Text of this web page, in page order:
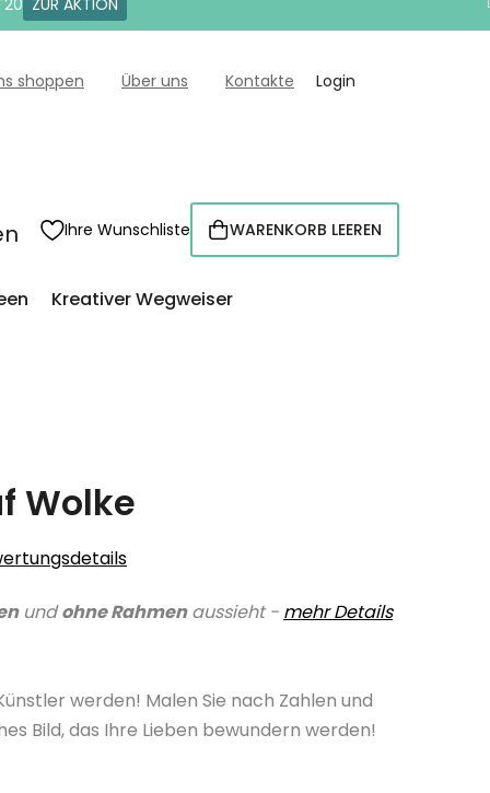
ZUR AKTION
shoppen Über uns Kontakte Login
Ihre Wunschliste WARENKORB
WARENKORB LEEREN
Kreativer Wegweiser
Wolke
undohne Rahmenaussieht - mehr Details
werden! Malen Sie nach Zahlen und
Bild, das Ihre Lieben bewundern werden!